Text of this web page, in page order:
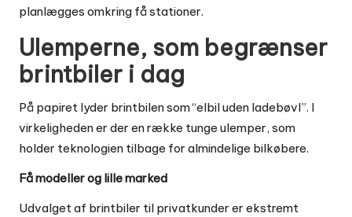
planlægges omkring få stationer.
Ulemperne, som begrænser
brintbiler i dag
På papiret lyder brintbilen som “elbil uden ladebøvl”. I
virkeligheden er der en række tunge ulemper, som
holder teknologien tilbage for almindelige bilkøbere.
Få modeller og lille marked
Udvalget af brintbiler til privatkunder er ekstremt